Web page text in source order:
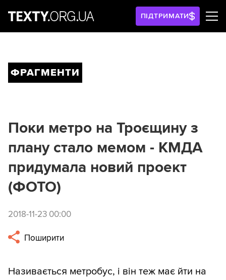
ПІДТРИМАТИ
ФРАГМЕНТИ
Поки метро на Троєщину з
плану стало мемом - КМДА
придумала новий проект
(ФОТО)
2018-11-23 00:00
Поширити
Називається метробус, і він теж має йти на